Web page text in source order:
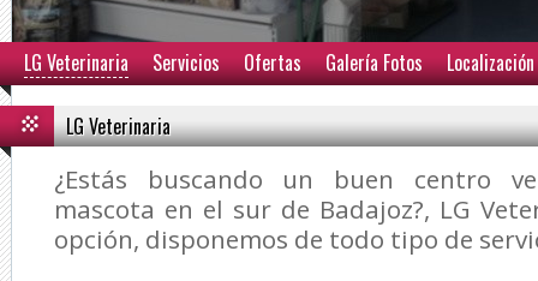
LG Veterinaria Servicios Ofertas Galería Fotos Localización
LG Veterinaria
¿Estás buscando un buen centro
mascota en el sur de Badajoz?, LG
opción, disponemos de todo tipo de